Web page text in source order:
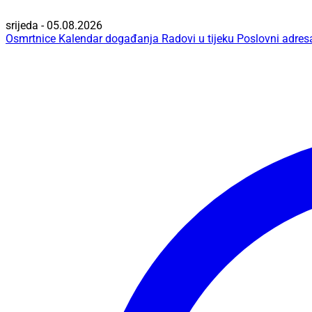
srijeda - 05.08.2026
Osmrtnice Kalendar događanja Radovi u tijeku Poslovni